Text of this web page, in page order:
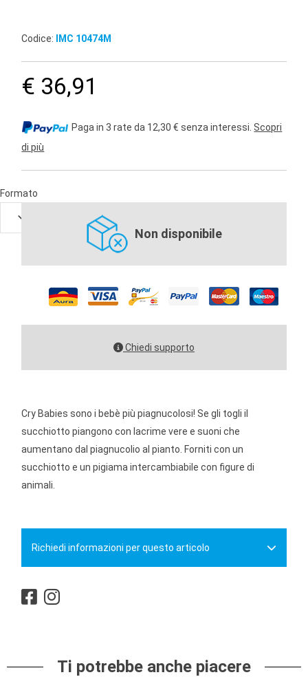
Codice: IMC 10474M
€ 36,91
Paga in 3 rate da 12,30 € senza interessi.Scopri
di più
Formato
Non disponibile
Chiedi supporto
Cry Babies sono i bebè più piagnucolosi! Se gli togli il
succhiotto piangono con lacrime vere e suoni che
aumentano dal piagnucolio al pianto. Forniti con un
succhiotto e un pigiama intercambiabile con figure di
animali.
Richiedi informazioni per questo articolo
Ti potrebbe anche piacere